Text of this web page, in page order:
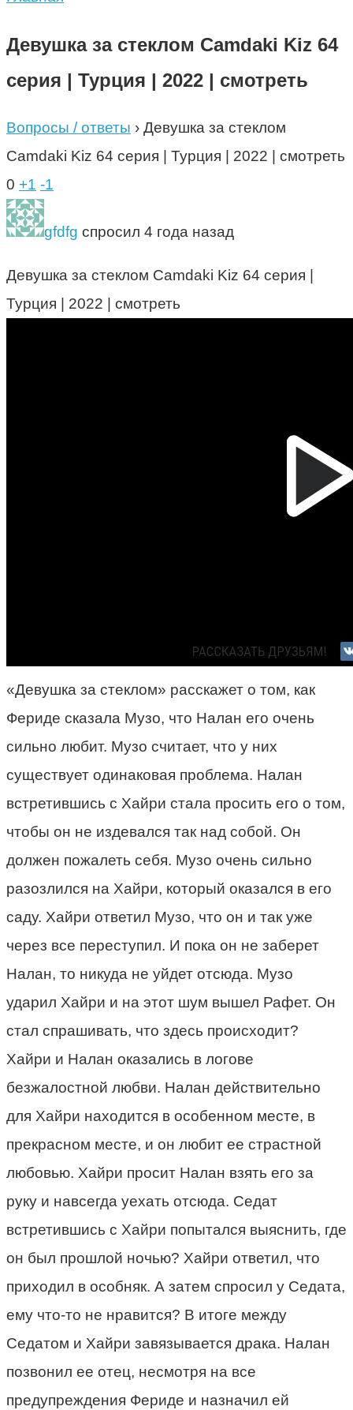
Девушка за стеклом Camdaki Kiz 64
серия | Турция | 2022 | смотреть
Вопросы / ответы › Девушка за стеклом
Camdaki Kiz 64 серия | Турция | 2022 | смотреть
0 +1 -1
gfdfg спросил 4 года назад
Девушка за стеклом Camdaki Kiz 64 серия |
Турция | 2022 | смотреть
«Девушка за стеклом» расскажет о том, как
Фериде сказала Музо, что Налан его очень
сильно любит. Музо считает, что у них
существует одинаковая проблема. Налан
встретившись с Хайри стала просить его о том,
чтобы он не издевался так над собой. Он
должен пожалеть себя. Музо очень сильно
разозлился на Хайри, который оказался в его
саду. Хайри ответил Музо, что он и так уже
через все переступил. И пока он не заберет
Налан, то никуда не уйдет отсюда. Музо
ударил Хайри и на этот шум вышел Рафет. Он
стал спрашивать, что здесь происходит?
Хайри и Налан оказались в логове
безжалостной любви. Налан действительно
для Хайри находится в особенном месте, в
прекрасном месте, и он любит ее страстной
любовью. Хайри просит Налан взять его за
руку и навсегда уехать отсюда. Седат
встретившись с Хайри попытался выяснить, где
он был прошлой ночью? Хайри ответил, что
приходил в особняк. А затем спросил у Седата,
ему что-то не нравится? В итоге между
Седатом и Хайри завязывается драка. Налан
позвонил ее отец, несмотря на все
предупреждения Фериде и назначил ей